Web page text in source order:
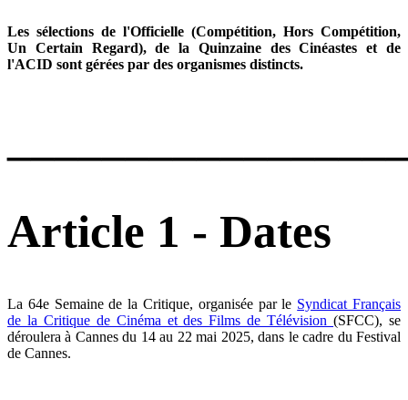
Les sélections de l'Officielle (Compétition, Hors Compétition,
Un Certain Regard), de la Quinzaine des Cinéastes et de
l'ACID sont gérées par des organismes distincts.
Article 1 - Dates
La 64e Semaine de la Critique, organisée par le Syndicat Français
de la Critique de Cinéma et des Films de Télévision(SFCC), se
déroulera à Cannes du 14 au 22 mai 2025, dans le cadre du Festival
de Cannes.